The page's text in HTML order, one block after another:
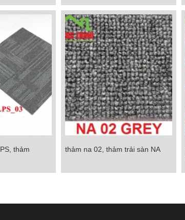
Chi tiết
thảm alps03
thảm
thảm na 02, thảm trải sàn NA
thảm na 02, thảm trải sàn NA